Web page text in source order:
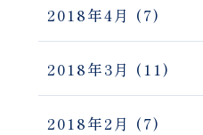
2018年4月 (7)
2018年3月 (11)
2018年2月 (7)